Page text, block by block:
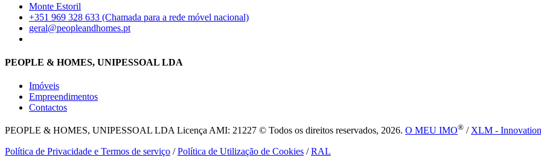
Monte Estoril
+351 969 328 633 (Chamada para a rede móvel nacional)
geral@peopleandhomes.pt
PEOPLE & HOMES, UNIPESSOAL LDA
Imóveis
Empreendimentos
Contactos
PEOPLE & HOMES, UNIPESSOAL LDALicença AMI: 21227 © Todos os direitos reservados, 2026. O MEU IMO® /XLM -
Política de Privacidade e Termos de serviço /Política de Utilização de Cookies /RAL